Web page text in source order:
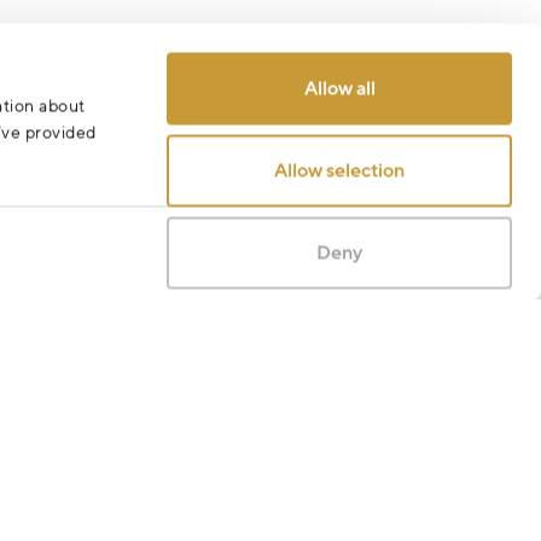
about
provided
Allow all
Allow selection
Deny
Odeslat